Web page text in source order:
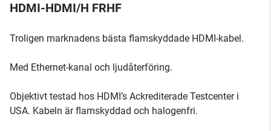
HDMI-HDMI/H FRHF
Troligen marknadens bästa flamskyddade HDMI-kabel.
Med Ethernet-kanal och ljudåterföring.
Objektivt testad hos HDMI’s Ackrediterade Testcenter i
USA. Kabeln är flamskyddad och halogenfri.